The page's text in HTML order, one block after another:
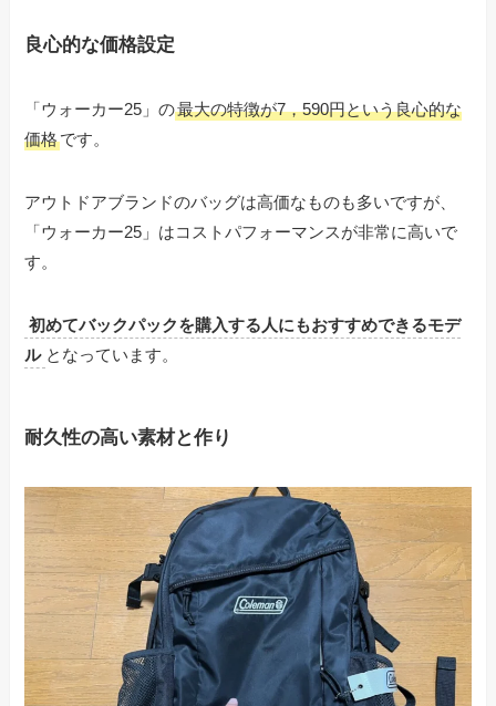
良心的な価格設定
「ウォーカー25」の最大の特徴が7，590円という良心的な
価格です。
アウトドアブランドのバッグは高価なものも多いですが、
「ウォーカー25」はコストパフォーマンスが非常に高いで
す。
初めてバックパックを購入する人にもおすすめできるモデ
ル となっています。
耐久性の高い素材と作り